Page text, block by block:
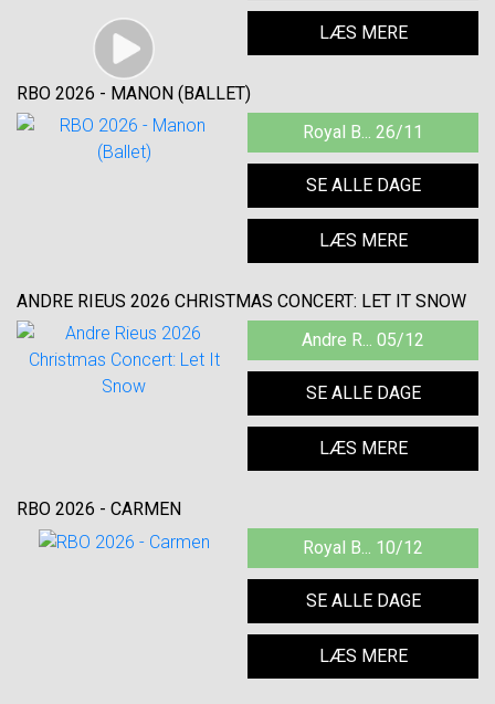
LÆS MERE
RBO 2026 - MANON (BALLET)
Royal B... 26/11
SE ALLE DAGE
LÆS MERE
ANDRE RIEUS 2026 CHRISTMAS CONCERT: LET IT SNOW
Andre R... 05/12
SE ALLE DAGE
LÆS MERE
RBO 2026 - CARMEN
Royal B... 10/12
SE ALLE DAGE
LÆS MERE